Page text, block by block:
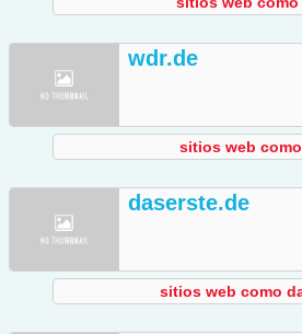
wdr.de
sitios web
daserste.de
sitios web como